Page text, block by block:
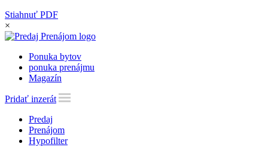
Stiahnuť PDF
×
Ponuka bytov
ponuka prenájmu
Magazín
Pridať inzerát
Predaj
Prenájom
Hypofilter